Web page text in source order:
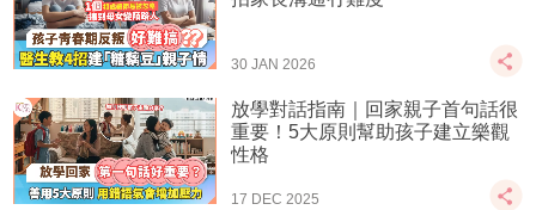
30 JAN 2026
放學對話指南｜回家親子首句話很
重要！5大原則幫助孩子建立樂觀
性格
17 DEC 2025